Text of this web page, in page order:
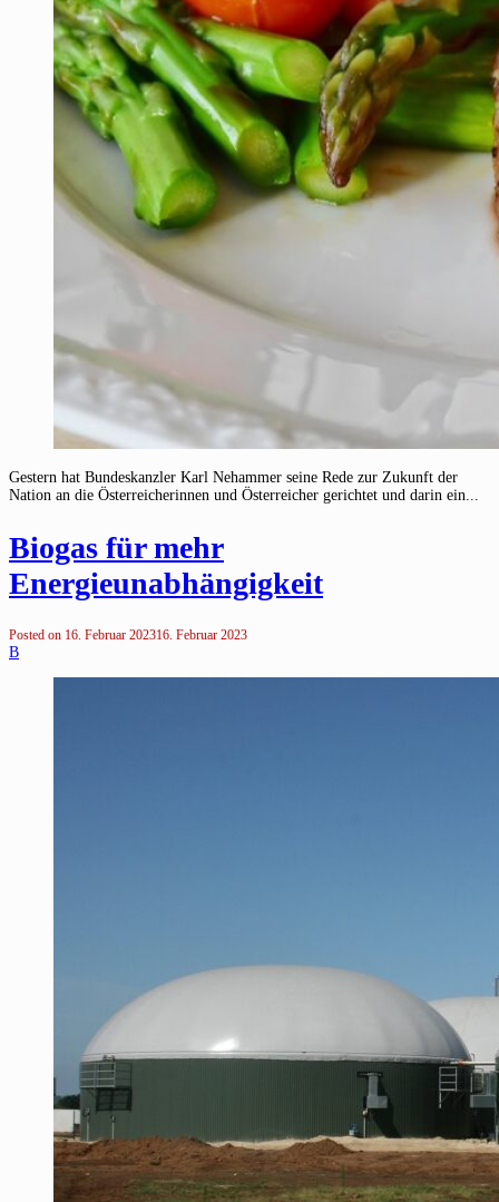
Gestern hat Bundeskanzler Karl Nehammer seine Rede zur Zukunft der
Nation an die Österreicherinnen und Österreicher gerichtet und darin ein...
Biogas für mehr
Energieunabhängigkeit
Posted on 16. Februar 202316. Februar 2023
B